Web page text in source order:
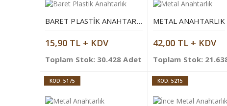
BARET PLASTIK ANAHTARLIK
15,90 TL + KDV
Toplam Stok: 30.428 Adet
METAL ANAHTARLIK
42,00 TL + KDV
Toplam Stok:
KOD: 5175 KOD: 5215